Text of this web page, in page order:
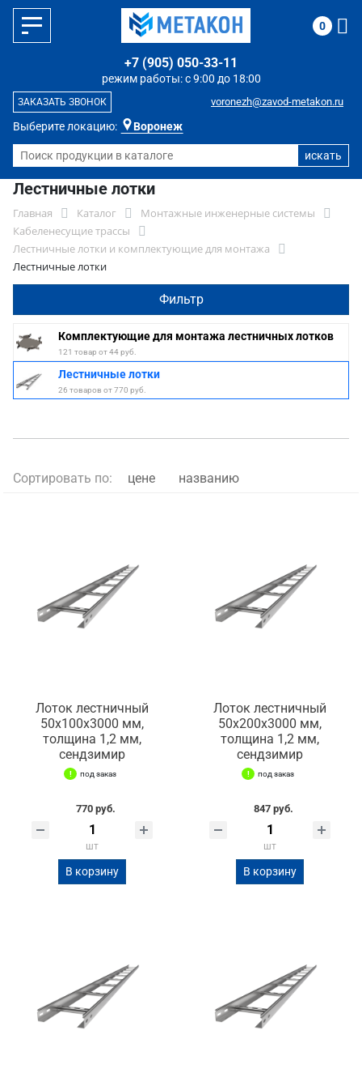
Выберите локацию: Воронеж
режим работы: с 9:00 до 18:00
+7 (905) 050-33-11
voronezh@zavod-metakon.ru
ЗАКАЗАТЬ ЗВОНОК
0
Лестничные лотки
Главная Каталог
Монтажные инженерные системы
Кабеленесущие трассы
Лестничные лотки и комплектующие для монтажа
Лестничные лотки
Фильтр
Комплектующие для монтажа лестничных лотков
121 товар от 44 руб.
Лестничные лотки
26 товаров от 770 руб.
Сортировать по: цене названию
Лоток лестничный
50х100х3000 мм,
толщина 1,2 мм,
сендзимир
под заказ
770 руб.
шт
В корзину
Лоток лестничный
50х200х3000 мм,
толщина 1,2 мм,
сендзимир
под заказ
847 руб.
шт
В корзину